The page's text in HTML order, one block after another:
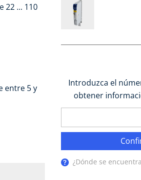
22 ... 110
entre 5 y
Introduzca el
obtener
¿Dónde se